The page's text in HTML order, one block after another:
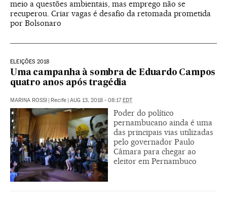
meio a questões ambientais, mas emprego não se
recuperou. Criar vagas é desafio da retomada prometida
por Bolsonaro
ELEIÇÕES 2018
Uma campanha à sombra de Eduardo Campos
quatro anos após tragédia
MARINA ROSSI Recife AUG 13, 2018 - 08:17 EDT
Poder do político
pernambucano ainda é uma
das principais vias utilizadas
pelo governador Paulo
Câmara para chegar ao
eleitor em Pernambuco